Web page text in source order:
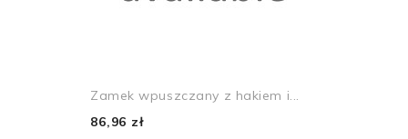
Zamek wpuszczany z hakiem i...
86,96 zł